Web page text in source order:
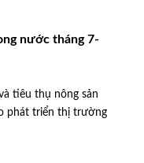
nước tháng 7-
tiêu thụ nông sản
phát triển thị trường